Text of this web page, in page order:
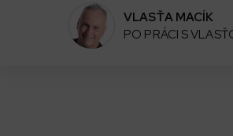
VLASŤA MACÍK
PO PRÁCI S